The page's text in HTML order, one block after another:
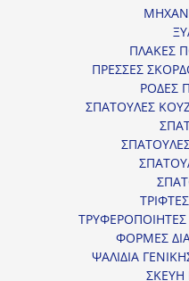
ΠΛΑΚΕΣ
ΠΡΕΣΣΕΣ
ΡΟΔΕΣ
ΣΠΑΤΟΥΛΕΣ
ΦΟΡΜΕΣ
ΨΑΛΙΔΙΑ
ΣΚΕΥΗ